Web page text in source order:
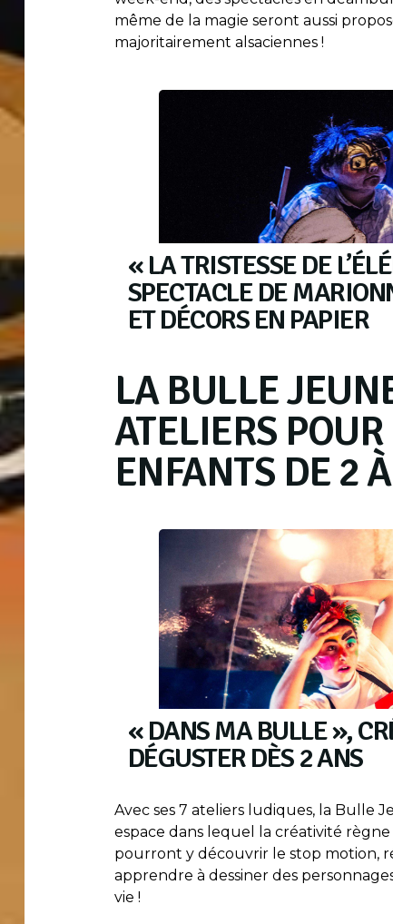
même de la magie seront aussi
majoritairement alsaciennes !
« LA TRISTESSE DE
SPECTACLE DE
ET DÉCORS EN PAPIER
LA BULLE
ATELIERS
ENFANTS DE 2
« DANS MA BULLE »,
DÉGUSTER DÈS 2 ANS
Avec ses 7 ateliers ludiques, la Bulle
espace dans lequel la créativité
pourront y découvrir le stop motion,
apprendre à dessiner des
vie !